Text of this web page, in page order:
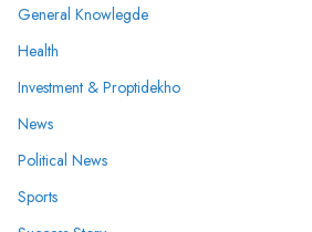
General Knowlegde
Health
Investment & Proptidekho
News
Political News
Sports